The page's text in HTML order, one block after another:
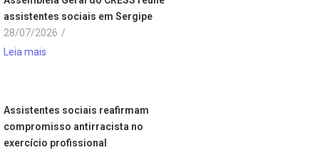
assistentes sociais em Sergipe
28/07/2026 /
Leia mais
Assistentes sociais reafirmam
compromisso antirracista no
exercício profissional